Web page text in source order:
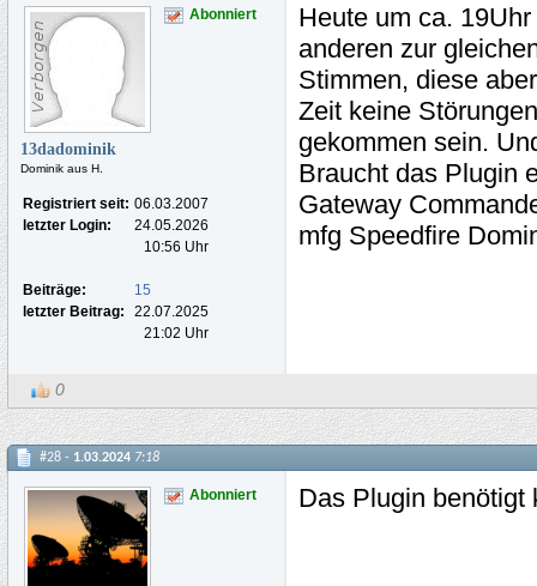
Abonniert
13dadominik
Dominik aus H.
Registriert seit: 06.03.2007
letzter Login:
24.05.2026
10:56 Uhr
Beiträge:
15
letzter Beitrag:
22.07.2025
21:02 Uhr
Heute um ca.
anderen zur
Stimmen, diese
Zeit keine
gekommen sein.
Braucht das Plugin
Gateway
mfg Speedfire
0
#28 - 1.03.2024 7:18
Abonniert Das Plugin